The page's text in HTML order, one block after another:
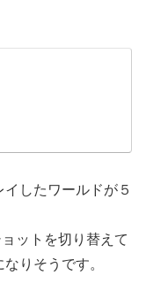
したワールドが５
ットを切り替えて
りそうです。